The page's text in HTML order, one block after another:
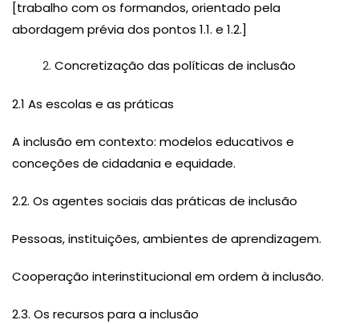
[trabalho com os formandos, orientado pela
abordagem prévia dos pontos 1.1. e 1.2.]
Concretização das políticas de inclusão
2.1 As escolas e as práticas
A inclusão em contexto: modelos educativos e
conceções de cidadania e equidade.
2.2. Os agentes sociais das práticas de inclusão
Pessoas, instituições, ambientes de aprendizagem.
Cooperação interinstitucional em ordem à inclusão.
2.3. Os recursos para a inclusão